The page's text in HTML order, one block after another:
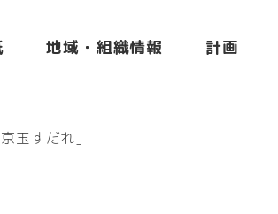
地域・組織情報 計画
玉すだれ｣